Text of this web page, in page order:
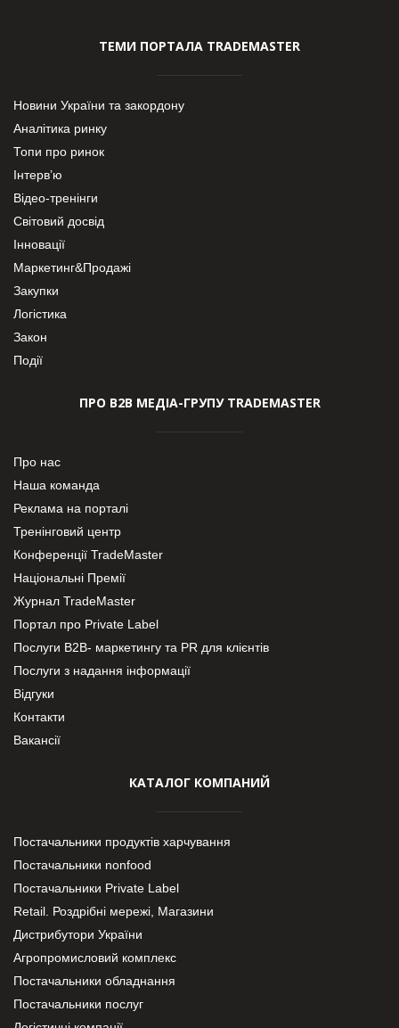
ТЕМИ ПОРТАЛА TRADEMASTER
Новини України та закордону
Аналітика ринку
Топи про ринок
Інтерв’ю
Відео-тренінги
Світовий досвід
Інновації
Маркетинг&Продажі
Закупки
Логістика
Закон
Події
ПРО В2В МЕДІА-ГРУПУ TRADEMASTER
Про нас
Наша команда
Реклама на порталі
Тренінговий центр
Конференції TradeMaster
Національні Премії
Журнал TradeMaster
Портал про Private Label
Послуги В2В- маркетингу та PR для клієнтів
Послуги з надання інформації
Відгуки
Контакти
Вакансії
КАТАЛОГ КОМПАНИЙ
Постачальники продуктів харчування
Постачальники nonfood
Постачальники Private Label
Retail. Роздрібні мережі, Магазини
Дистрибутори України
Агропромисловий комплекс
Постачальники обладнання
Постачальники послуг